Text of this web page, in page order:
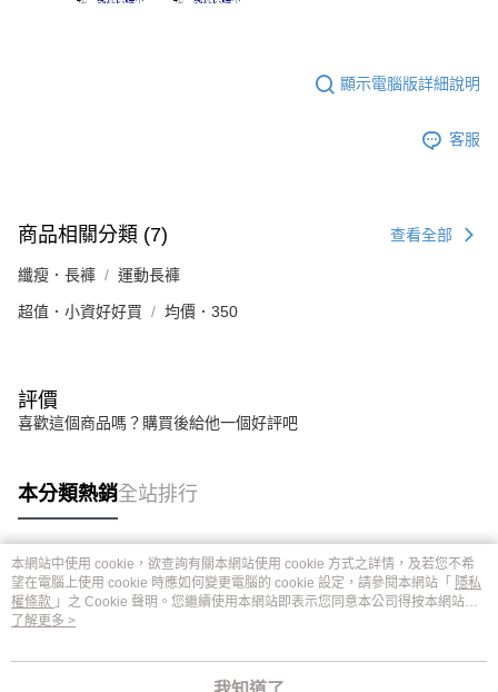
顯示電腦版詳細說明
客服
商品相關分類 (7) 查看全部
纖瘦．長褲 運動長褲
超值．小資好好買 均價．350
評價
喜歡這個商品嗎？購買後給他一個好評吧
本分類熱銷全站排行
熱門標籤
本網站中使用 cookie，欲查詢有關本網站使用 cookie 方式之詳情，及若您不希
望在電腦上使用 cookie 時應如何變更電腦的 cookie 設定，請參閱本網站「 隱私
權條款 」之 Cookie 聲明。您繼續使用本網站即表示您同意本公司得按本網站使
用條款之 Cookie 聲明使用 cookie。
了解更多 >